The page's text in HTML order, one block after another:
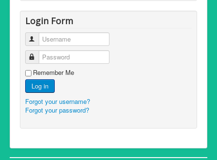
Login Form
Username
Password
Remember Me
Log in
Forgot your username?
Forgot your password?